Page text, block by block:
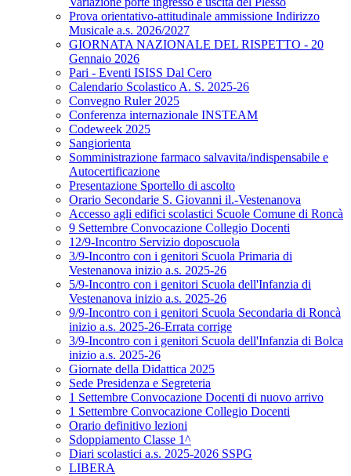
Prova orientativo-attitudinale ammissione Indirizzo
Musicale a.s. 2026/2027
GIORNATA NAZIONALE DEL RISPETTO - 20
Gennaio 2026
Pari - Eventi ISISS Dal Cero
Calendario Scolastico A. S. 2025-26
Convegno Ruler 2025
Conferenza internazionale INSTEAM
Codeweek 2025
Sangiorienta
Somministrazione farmaco salvavita/indispensabile e
Autocertificazione
Presentazione Sportello di ascolto
Orario Secondarie S. Giovanni il.-Vestenanova
Accesso agli edifici scolastici Scuole Comune di Roncà
9 Settembre Convocazione Collegio Docenti
12/9-Incontro Servizio doposcuola
3/9-Incontro con i genitori Scuola Primaria di
Vestenanova inizio a.s. 2025-26
5/9-Incontro con i genitori Scuola dell'Infanzia di
Vestenanova inizio a.s. 2025-26
9/9-Incontro con i genitori Scuola Secondaria di Roncà
inizio a.s. 2025-26-Errata corrige
3/9-Incontro con i genitori Scuola dell'Infanzia di Bolca
inizio a.s. 2025-26
Giornate della Didattica 2025
Sede Presidenza e Segreteria
1 Settembre Convocazione Docenti di nuovo arrivo
1 Settembre Convocazione Collegio Docenti
Orario definitivo lezioni
Sdoppiamento Classe 1^
Diari scolastici a.s. 2025-2026 SSPG
LIBERA